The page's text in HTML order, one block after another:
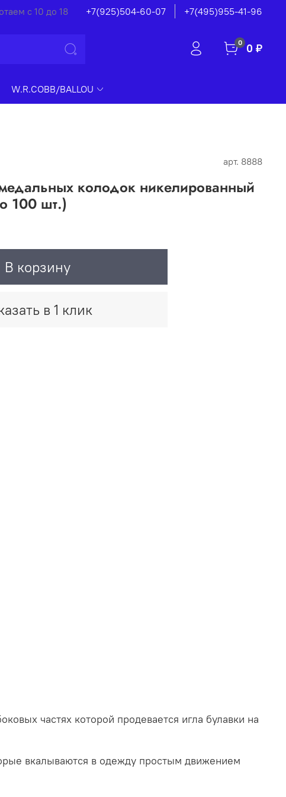
с 10 до 18 +7(925)504-60-07 +7(495)955-41-96
0 0 ₽
W.R.COBB/BALLOU
арт. 8888
колодок никелированный
100 шт.)
В корзину
в 1 клик
частях которой продевается игла булавки на
вкалываются в одежду простым движением